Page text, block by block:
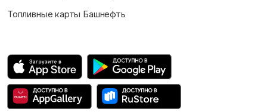
Топливные карты Башнефть